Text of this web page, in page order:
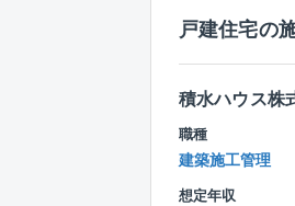
戸建住宅の
積水ハウス株
職種
建築施工管理
想定年収